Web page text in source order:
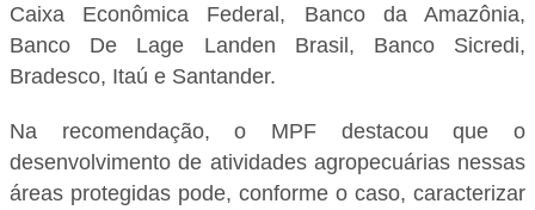
Caixa Econômica Federal, Banco da Amazônia,
Banco De Lage Landen Brasil, Banco Sicredi,
Bradesco, Itaú e Santander.
Na recomendação, o MPF destacou que o
desenvolvimento de atividades agropecuárias nessas
áreas protegidas pode, conforme o caso, caracterizar